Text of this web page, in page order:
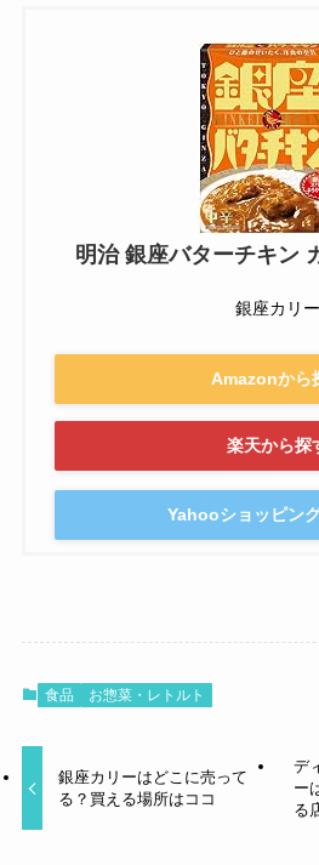
明治 銀座バターチキン
銀座カリー
Amazonから
楽天から探
Yahooショッピン
食品 お惣菜・レトルト
銀座カリーはどこに売って
る？買える場所はココ
デ
ー
る